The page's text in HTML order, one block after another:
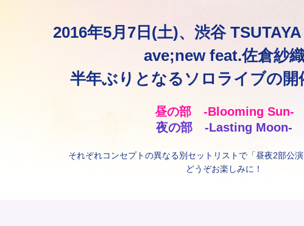
2016年5月7日(土)、渋谷
ave;new feat.佐倉紗
半年ぶりとなるソロライブの開
昼の部 -Blooming Sun-
夜の部 -Lasting Moon-
それぞれコンセプトの異なる別セットリストで「昼夜2部公演
どうぞお楽しみに！